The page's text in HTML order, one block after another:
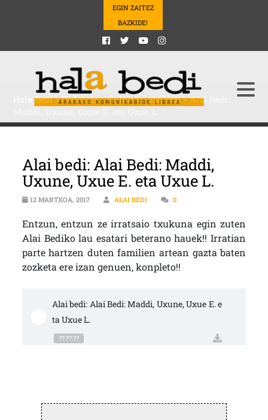
EGIN ZAITEZ
BAZKIDE!
Hala Bedi>Podcasts>Kultura>alaibedi>Alai Bedi:
Alai bedi: Alai Bedi: Maddi,
Uxune, Uxue E. eta Uxue L.
12 MARTXOA, 2017 ALAI BEDI 0
Entzun, entzun ze irratsaio txukuna egin zuten
Alai Bediko lau esatari beterano hauek!! Irratian
parte hartzen duten familien artean gazta baten
zozketa ere izan genuen, konpleto!!
Alai bedi: Alai Bedi: Maddi, Uxune, Uxue E. e
ta Uxue L.
??:??:??